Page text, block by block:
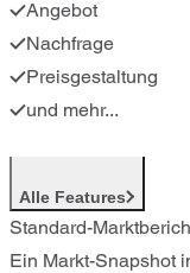
Angebot
Nachfrage
Preisgestaltung
und mehr...
Alle Features
Standard-
Ein Markt-Snapshot